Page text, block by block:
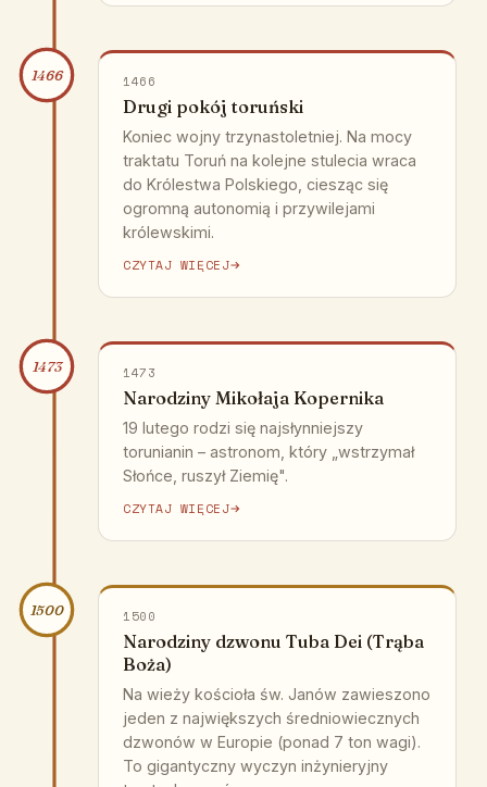
1466 1466
Drugi pokój toruński
Koniec wojny trzynastoletniej. Na mocy
traktatu Toruń na kolejne stulecia wraca
do Królestwa Polskiego, ciesząc się
ogromną autonomią i przywilejami
królewskimi.
CZYTAJ WIĘCEJ
1473 1473
Narodziny Mikołaja Kopernika
19 lutego rodzi się najsłynniejszy
torunianin – astronom, który „wstrzymał
Słońce, ruszył Ziemię".
CZYTAJ WIĘCEJ
1500 1500
Narodziny dzwonu Tuba Dei (Trąba
Boża)
Na wieży kościoła św. Janów zawieszono
jeden z największych średniowiecznych
dzwonów w Europie (ponad 7 ton wagi).
To gigantyczny wyczyn inżynieryjny